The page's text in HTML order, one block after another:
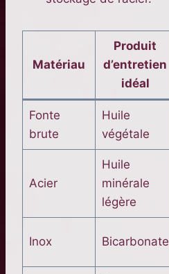
Matériau
Produit
d’entretien
idéal
Fonte
brute
Huile
végétale
Acier
Huile
minérale
légère
Inox Bicarbonate